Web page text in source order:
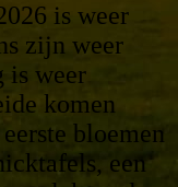
is weer
zijn weer
is weer
komen
bloemen
een